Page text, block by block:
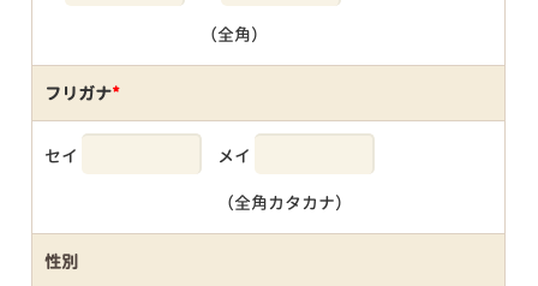
（全角）
フリガナ*
セイ メイ
（全角カタカナ）
性別